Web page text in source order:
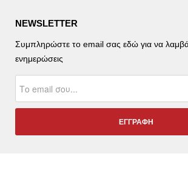
NEWSLETTER
Συμπληρώστε το email σας εδώ για να
ενημερώσεις